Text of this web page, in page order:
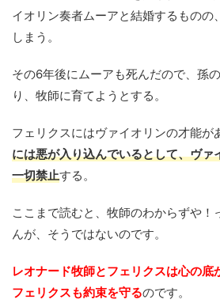
イオリン奏者ムーアと結婚するものの
しまう。
その6年後にムーアも死んだので、孫
り、牧師に育てようとする。
フェリクスにはヴァイオリンの才能が
には悪が入り込んでいるとして、ヴァ
一切禁止する。
ここまで読むと、牧師のわからずや！
んが、そうではないのです。
レオナード牧師とフェリクスは心の底
フェリクスも約束を守るのです。